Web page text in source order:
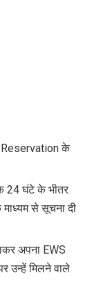
Reservationके
के 24 घंटे के भीतर
से सूचना दी
अपना EWS
उन्हें मिलने वाले